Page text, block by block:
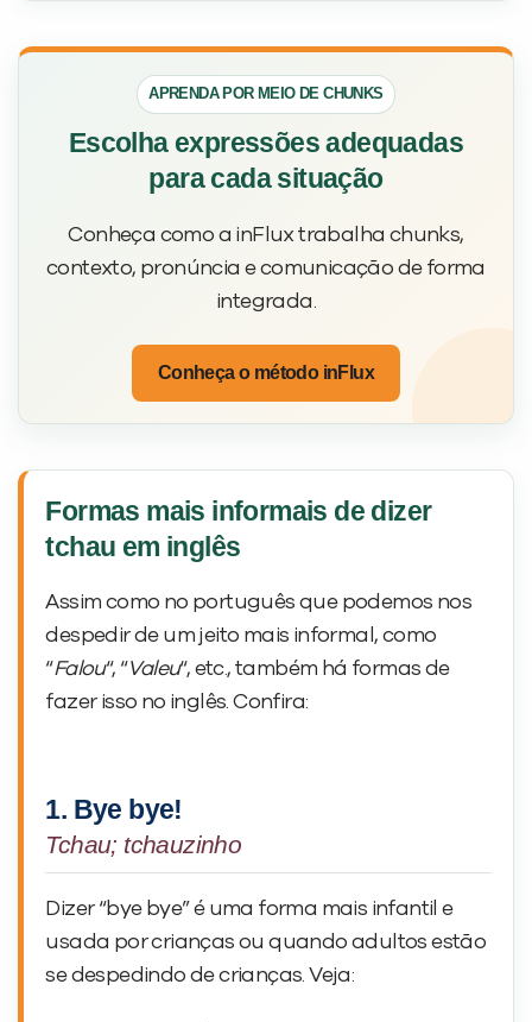
APRENDA POR MEIO DE CHUNKS
Escolha expressões adequadas
para cada situação
Conheça como a inFlux trabalha chunks,
contexto, pronúncia e comunicação de forma
integrada.
Conheça o método inFlux
Formas mais informais de dizer
tchau em inglês
Assim como no português que podemos nos
despedir de um jeito mais informal, como
“Falou“, “Valeu“, etc., também há formas de
fazer isso no inglês. Confira:
1. Bye bye!
Tchau; tchauzinho
Dizer “bye bye” é uma forma mais infantil e
usada por crianças ou quando adultos estão
se despedindo de crianças. Veja: